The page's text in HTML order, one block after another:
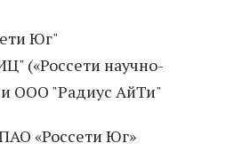
Юг"
(«Россети научно-
ООО "Радиус АйТи"
«Россети Юг»